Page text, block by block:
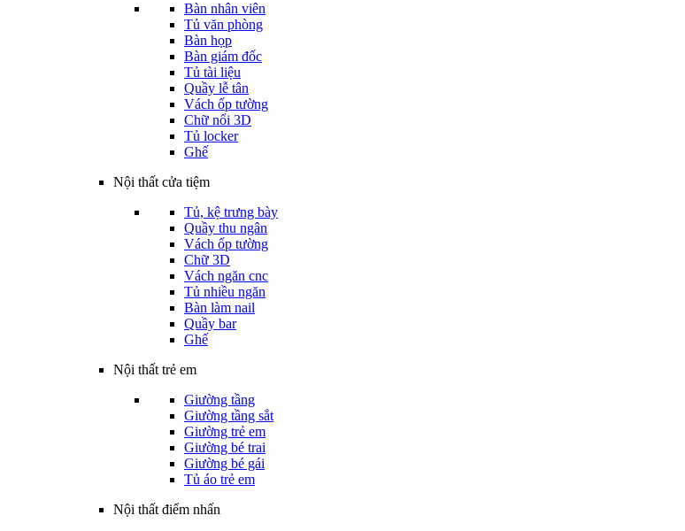
Bàn nhân viên
Tủ văn phòng
Bàn họp
Bàn giám đốc
Tủ tài liệu
Quầy lễ tân
Vách ốp tường
Chữ nổi 3D
Tủ locker
Ghế
Nội thất cửa tiệm
Tủ, kệ trưng bày
Quầy thu ngân
Vách ốp tường
Chữ 3D
Vách ngăn cnc
Tủ nhiều ngăn
Bàn làm nail
Quầy bar
Ghế
Nội thất trẻ em
Giường tầng
Giường tầng sắt
Giường trẻ em
Giường bé trai
Giường bé gái
Tủ áo trẻ em
Nội thất điểm nhấn